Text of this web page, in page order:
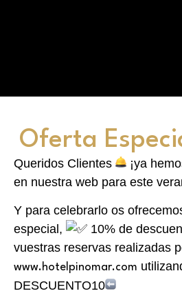
Oferta
Queridos Clientes
¡ya
en nuestra web para este
Y para celebrarlo os
especial,
10% de
vuestras reservas realizadas
www.hotelpinomar.com
DESCUENTO10